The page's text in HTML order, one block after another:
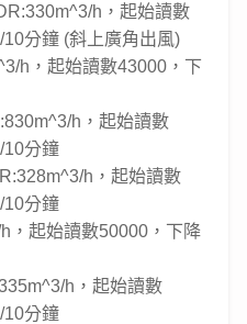
h，起始讀數
分鐘 (斜上廣角出風)
h，起始讀數43000，下
h，起始讀數
10分鐘
h，起始讀數
10分鐘
，起始讀數50000，下降
h，起始讀數
10分鐘